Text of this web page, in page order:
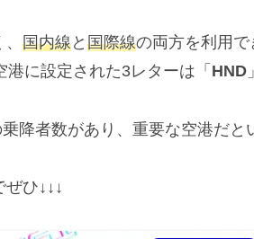
国内線と 国際線の両方を利用
に設定された3レターは「 HND
降者数があり、重要な空港だと
ひ↓↓↓